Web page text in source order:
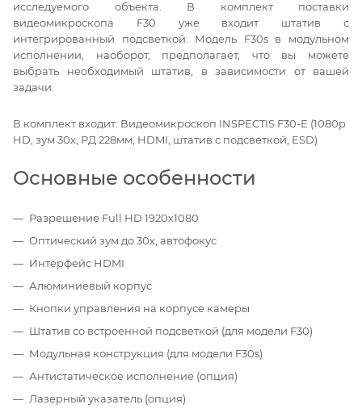
исследуемого объекта. В комплект поставки
видеомикроскопа F30 уже входит штатив с
интегрированный подсветкой. Модель F30s в модульном
исполнении, наоборот, предполагает, что вы можете
выбрать необходимый штатив, в зависимости от вашей
задачи.
В комплект входит: Видеомикроскоп INSPECTIS F30-E (1080p
HD, зум 30x, РД 228мм, HDMI, штатив с подсветкой, ESD)
Основные особенности
Разрешение Full HD 1920х1080
Оптический зум до 30х, автофокус
Интерфейс HDMI
Алюминиевый корпус
Кнопки управления на корпусе камеры
Штатив со встроенной подсветкой (для модели F30)
Модульная конструкция (для модели F30s)
Антистатическое исполнение (опция)
Лазерный указатель (опция)